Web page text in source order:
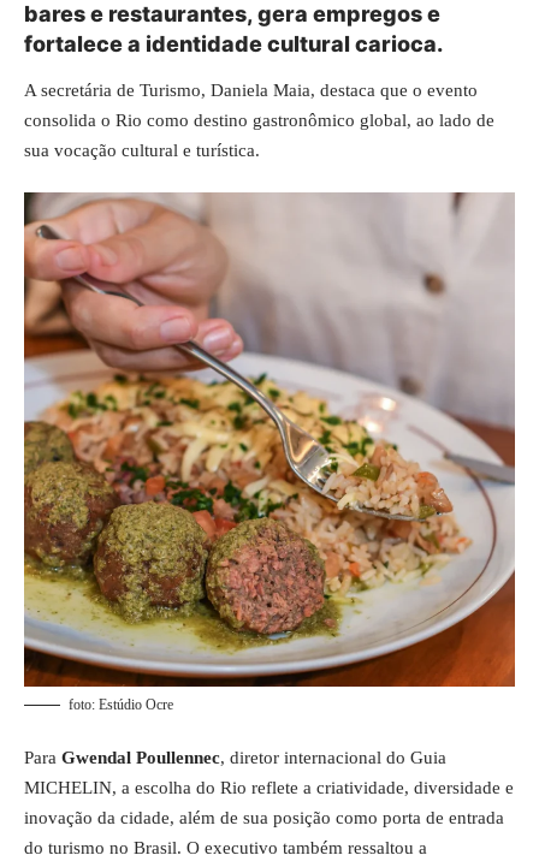
bares e restaurantes, gera empregos e
fortalece a identidade cultural carioca.
A secretária de Turismo, Daniela Maia, destaca que o evento
consolida o Rio como destino gastronômico global, ao lado de
sua vocação cultural e turística.
foto: Estúdio Ocre
Para Gwendal Poullennec, diretor internacional do Guia
MICHELIN, a escolha do Rio reflete a criatividade, diversidade e
inovação da cidade, além de sua posição como porta de entrada
do turismo no Brasil. O executivo também ressaltou a